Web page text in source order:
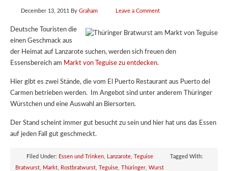
December 13, 2011 By Graham Leave a Comment
Deutsche Touristen die
einen Geschmack aus
der Heimat auf Lanzarote suchen, werden sich freuen den
Essensbereich am Markt von Teguise zu entdecken.
Hier gibt es zwei Stände, die vom El Puerto Restaurant aus Puerto del
Carmen betrieben werden. Im Angebot sind unter anderem Thüringer
Würstchen und eine Auswahl an Biersorten.
Der Stand scheint immer gut besucht zu sein und hier hat uns das Essen
auf jeden Fall gut geschmeckt.
Filed Under: Essen und Trinken Lanzarote Teguise
Tagged With:
Bratwurst
Markt Rostbratwurst Teguise Thüringer Wurst